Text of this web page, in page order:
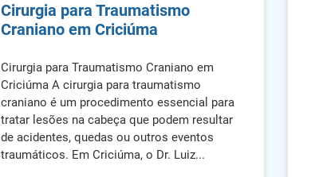
Cirurgia para Traumatismo
Craniano em Criciúma
Cirurgia para Traumatismo Craniano em
Criciúma A cirurgia para traumatismo
craniano é um procedimento essencial para
tratar lesões na cabeça que podem resultar
de acidentes, quedas ou outros eventos
traumáticos. Em Criciúma, o Dr. Luiz